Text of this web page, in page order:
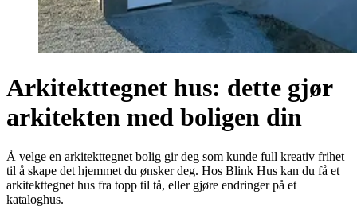
Arkitekttegnet hus: dette gjør
arkitekten med boligen din
Å velge en arkitekttegnet bolig gir deg som kunde full kreativ frihet
til å skape det hjemmet du ønsker deg. Hos Blink Hus kan du få et
arkitekttegnet hus fra topp til tå, eller gjøre endringer på et
kataloghus.